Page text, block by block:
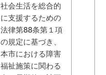
社会生活を総合的
に支援するための
法律第88条第１項
の規定に基づき、
本市における障害
福祉施策に関わる